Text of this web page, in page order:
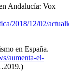
Andalucía: Vox
2018/12/02/
en España.
aumenta-el-